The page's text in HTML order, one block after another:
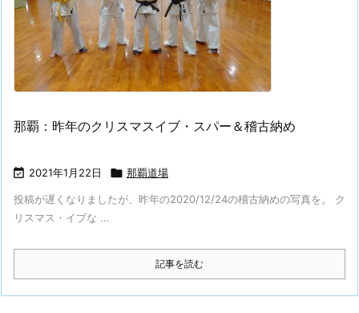
那覇：昨年のクリスマスイブ・スパー＆稽古納め
 2021年1月22日  那覇道場
投稿が遅くなりましたが、昨年の2020/12/24の稽古納めの写真を。 ク
リスマス・イブな ...
記事を読む